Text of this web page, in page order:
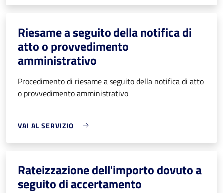
Riesame a seguito della notifica di
atto o provvedimento
amministrativo
Procedimento di riesame a seguito della notifica di atto
o provvedimento amministrativo
VAI AL SERVIZIO
Rateizzazione dell'importo dovuto a
seguito di accertamento